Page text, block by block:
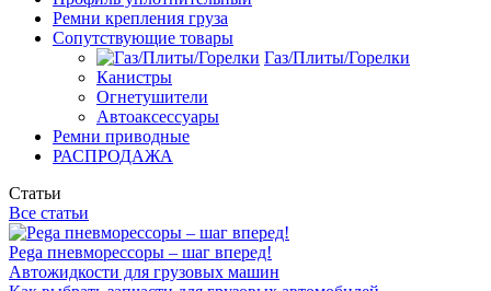
Ремни крепления груза
Сопутствующие товары
Газ/Плиты/Горелки
Канистры
Огнетушители
Автоаксессуары
Ремни приводные
РАСПРОДАЖА
Статьи
Все статьи
Pega пневморессоры – шаг вперед!
Автожидкости для грузовых машин